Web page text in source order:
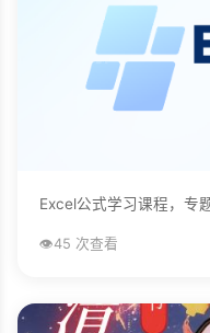
👁️45 次查看